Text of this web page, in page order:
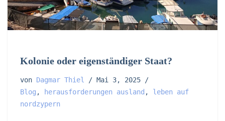
Kolonie oder eigenständiger Staat?
von Dagmar Thiel
Mai 3, 2025
Blog , herausforderungen ausland , leben auf
nordzypern